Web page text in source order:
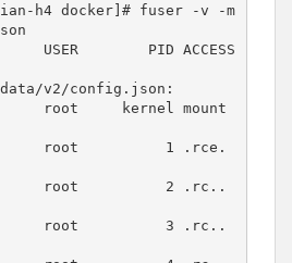
h4 docker]# fuser -v -m
v2/config.json: